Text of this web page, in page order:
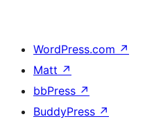
WordPress.com ↗
Matt ↗
bbPress ↗
BuddyPress ↗